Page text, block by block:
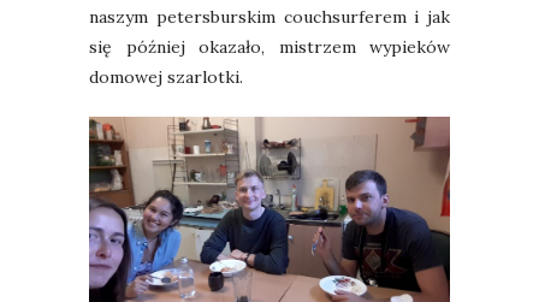
naszym petersburskim couchsurferem i jak
się później okazało, mistrzem wypieków
domowej szarlotki.